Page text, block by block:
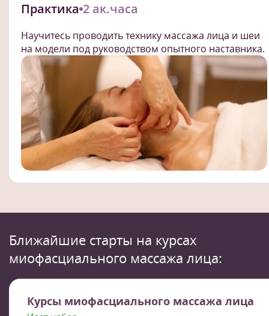
Практика 2 ак.часа
Научитесь проводить технику массажа лица и шеи
на модели под руководством опытного наставника.
Ближайшие старты на курсах
миофасциального массажа лица:
Курсы миофасциального массажа лица